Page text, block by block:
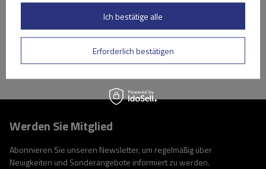
Große Menge verfügbar
Wir versenden schon am7. August
In den
Warenkorb
Werden Sie Mitglied
Abonnieren Sie unseren Newsletter, um regelmäßig über
Neuigkeiten und Sonderangebote informiert zu werden.
Erforderlich bestätigen
Ich bestätige alle